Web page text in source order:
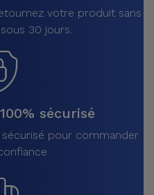
votre produit sans
30 jours.
sécurisé
pour commander